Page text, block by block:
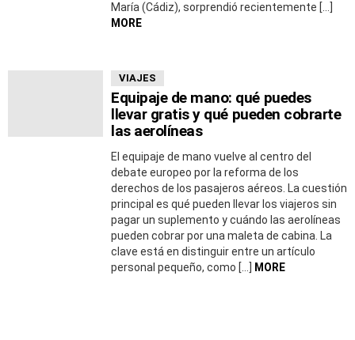
María (Cádiz), sorprendió recientemente […]
MORE
VIAJES
Equipaje de mano: qué puedes
llevar gratis y qué pueden cobrarte
las aerolíneas
El equipaje de mano vuelve al centro del
debate europeo por la reforma de los
derechos de los pasajeros aéreos. La cuestión
principal es qué pueden llevar los viajeros sin
pagar un suplemento y cuándo las aerolíneas
pueden cobrar por una maleta de cabina. La
clave está en distinguir entre un artículo
personal pequeño, como […]
MORE